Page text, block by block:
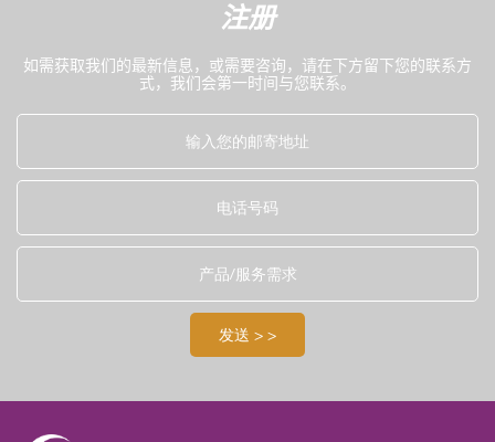
注册
如需获取我们的最新信息，或需要咨询，请在下方留下您的联系方
式，我们会第一时间与您联系。